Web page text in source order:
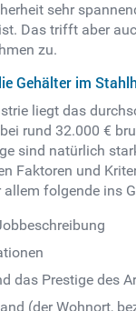
sehr
Das trifft aber
zu.
Gehälter im
liegt das
rund 32.000 €
sind natürlich
Faktoren und
folgende ins
das Prestige des
(der Wohnort,